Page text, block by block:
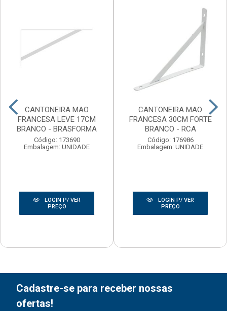
CANTONEIRA MAO
FRANCESA LEVE 17CM
BRANCO - BRASFORMA
Código: 173690
Embalagem: UNIDADE
LOGIN P/ VER
PREÇO
CANTONEIRA MAO
FRANCESA 30CM FORTE
BRANCO - RCA
Código: 176986
Embalagem: UNIDADE
LOGIN P/ VER
PREÇO
Cadastre-se para receber nossas
ofertas!